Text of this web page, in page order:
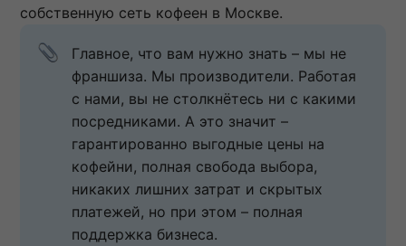
собственную сеть кофеен в Москве.
Главное, что вам нужно знать – мы не
франшиза. Мы производители. Работая
с нами, вы не столкнётесь ни с какими
посредниками. А это значит –
гарантированно выгодные цены на
кофейни, полная свобода выбора,
никаких лишних затрат и скрытых
платежей, но при этом – полная
поддержка бизнеса.